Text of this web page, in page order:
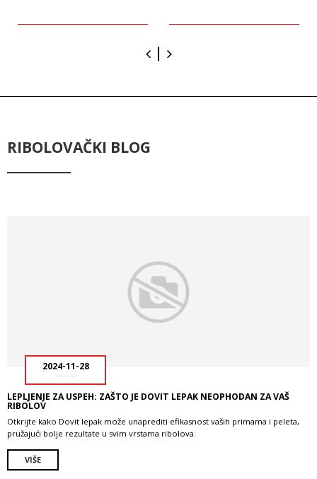
RIBOLOVAČKI BLOG
2024-11-28
LEPLJENJE ZA USPEH: ZAŠTO JE DOVIT LEPAK NEOPHODAN ZA VAŠ
RIBOLOV
Otkrijte kako Dovit lepak može unaprediti efikasnost vaših primama i peleta,
pružajući bolje rezultate u svim vrstama ribolova.
VIŠE